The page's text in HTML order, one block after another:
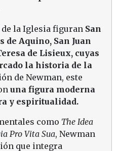
la Iglesia figuran San
de Aquino, San Juan
de Lisieux, cuyas
la historia de la
de Newman, este
una figura moderna
y espiritualidad.
como The Idea
Pro Vita Sua, Newman
que integra